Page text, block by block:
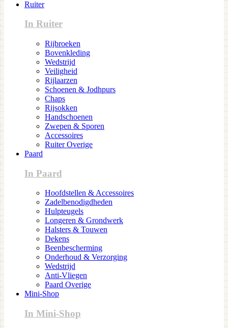
Ruiter
In Ruiter
Rijbroeken
Bovenkleding
Wedstrijd
Veiligheid
Rijlaarzen
Schoenen & Jodhpurs
Chaps
Rijsokken
Handschoenen
Zwepen & Sporen
Accessoires
Ruiter Overige
Paard
In Paard
Hoofdstellen & Accessoires
Zadelbenodigdheden
Hulpteugels
Longeren & Grondwerk
Halsters & Touwen
Dekens
Beenbescherming
Onderhoud & Verzorging
Wedstrijd
Anti-Vliegen
Paard Overige
Mini-Shop
In Mini-Shop